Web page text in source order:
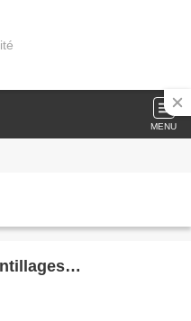
MENU